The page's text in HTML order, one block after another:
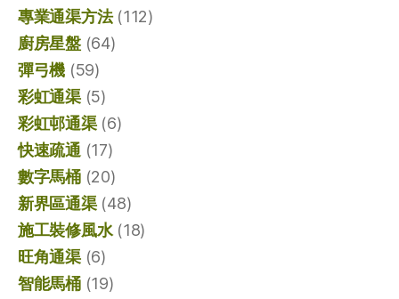
專業通渠方法(112)
廚房星盤(64)
彈弓機 (59)
彩虹通渠(5)
彩虹邨通渠(6)
快速疏通 (17)
數字馬桶(20)
新界區通渠(48)
施工裝修風水(18)
旺角通渠(6)
智能馬桶(19)